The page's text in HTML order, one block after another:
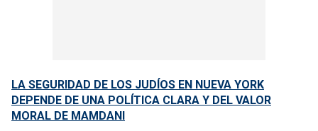
LA SEGURIDAD DE LOS JUDÍOS EN NUEVA YORK
DEPENDE DE UNA POLÍTICA CLARA Y DEL VALOR
MORAL DE MAMDANI